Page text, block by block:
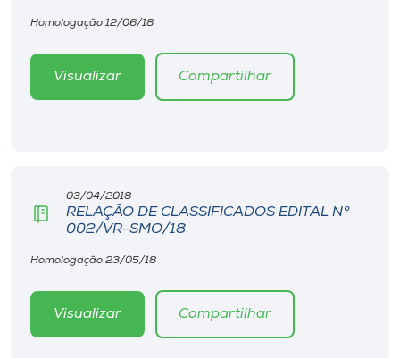
Homologação 12/06/18
Visualizar Compartilhar
03/04/2018
RELAÇÃO DE CLASSIFICADOS EDITAL Nº
002/VR-SMO/18
Homologação 23/05/18
Visualizar Compartilhar